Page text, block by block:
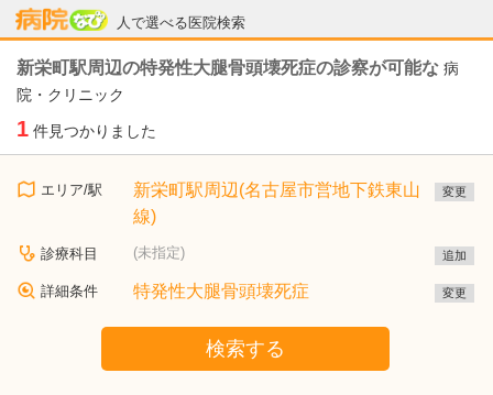
人で選べる医院検索
病院なび
新栄町駅周辺の特発性大腿骨頭壊死症の診察が可能な 病
院・クリニック
1 件見つかりました
エリア/駅
新栄町駅周辺(名古屋市営地下鉄東山
線)
変更
診療科目 (未指定) 追加
詳細条件 特発性大腿骨頭壊死症 変更
検索する